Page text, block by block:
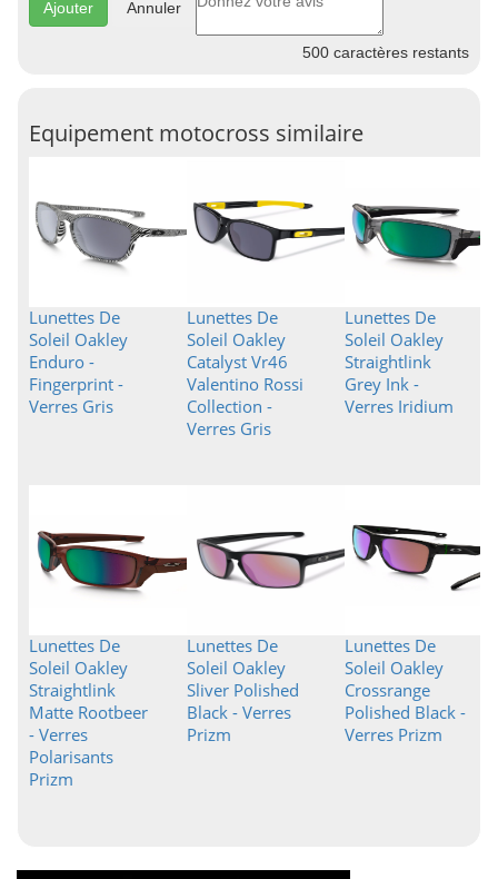
Annuler
500 caractères restants
Equipement motocross similaire
Lunettes De
Soleil Oakley
Enduro -
Fingerprint -
Verres Gris
Lunettes De
Soleil Oakley
Catalyst Vr46
Valentino Rossi
Collection -
Verres Gris
Lunettes De
Soleil Oakley
Straightlink
Grey Ink -
Verres Iridium
Lunettes De
Soleil Oakley
Straightlink
Matte Rootbeer
- Verres
Polarisants
Prizm
Lunettes De
Soleil Oakley
Sliver Polished
Black - Verres
Prizm
Lunettes De
Soleil Oakley
Crossrange
Polished Black -
Verres Prizm